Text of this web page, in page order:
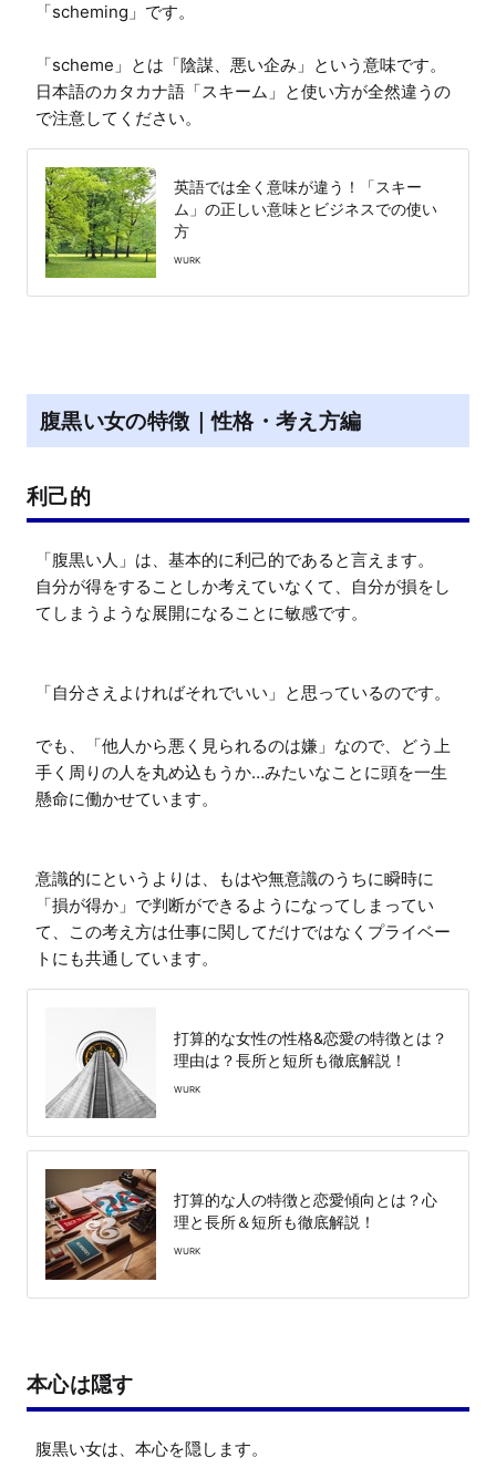
「scheming」です。
「scheme」とは「陰謀、悪い企み」という意味です。
日本語のカタカナ語「スキーム」と使い方が全然違うの
で注意してください。
英語では全く意味が違う！「スキー
ム」の正しい意味とビジネスでの使い
方
WURK
腹黒い女の特徴｜性格・考え方編
利己的
「腹黒い人」は、基本的に利己的であると言えます。
自分が得をすることしか考えていなくて、自分が損をし
てしまうような展開になることに敏感です。
「自分さえよければそれでいい」と思っているのです。
でも、「他人から悪く見られるのは嫌」なので、どう上
手く周りの人を丸め込もうか…みたいなことに頭を一生
懸命に働かせています。
意識的にというよりは、もはや無意識のうちに瞬時に
「損が得か」で判断ができるようになってしまってい
て、この考え方は仕事に関してだけではなくプライベー
トにも共通しています。
打算的な女性の性格&恋愛の特徴とは？
理由は？長所と短所も徹底解説！
WURK
打算的な人の特徴と恋愛傾向とは？心
理と長所＆短所も徹底解説！
WURK
本心は隠す
腹黒い女は、本心を隠します。